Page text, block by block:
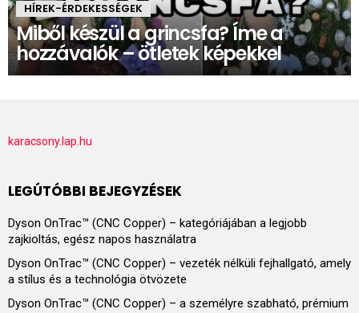
HÍREK-ÉRDEKESSÉGEK
Miből készül a grincsfa? Íme a
hozzávalók – ötletek képekkel
karacsony.lap.hu
LEGÚTÓBBI BEJEGYZÉSEK
Dyson OnTrac™ (CNC Copper) – kategóriájában a legjobb
zajkioltás, egész napos használatra
Dyson OnTrac™ (CNC Copper) – vezeték nélküli fejhallgató, amely
a stílus és a technológia ötvözete
Dyson OnTrac™ (CNC Copper) – a személyre szabható, prémium